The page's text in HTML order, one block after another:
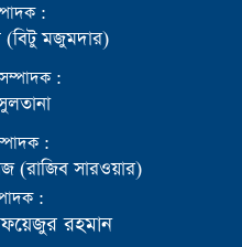
:
(বিটু মজুমদার)
:
:
(রাজিব সারওয়ার)
:
রহমান